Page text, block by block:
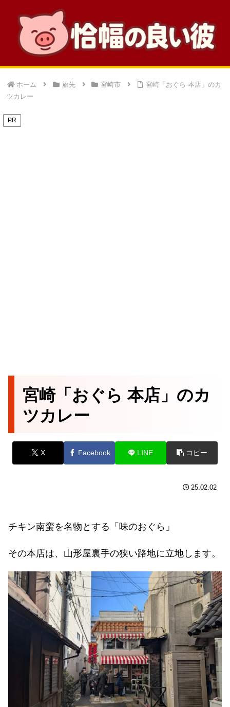
ホーム 旅先 宮崎市
宮崎「おぐら 本店」のカ
ツカレー
PR
宮崎「おぐら 本店」のカ
ツカレー
X Facebook LINE コピー
25.02.02
チキン南蛮を名物とする「味のおぐら」
その本店は、山形屋裏手の狭い路地に立地します。